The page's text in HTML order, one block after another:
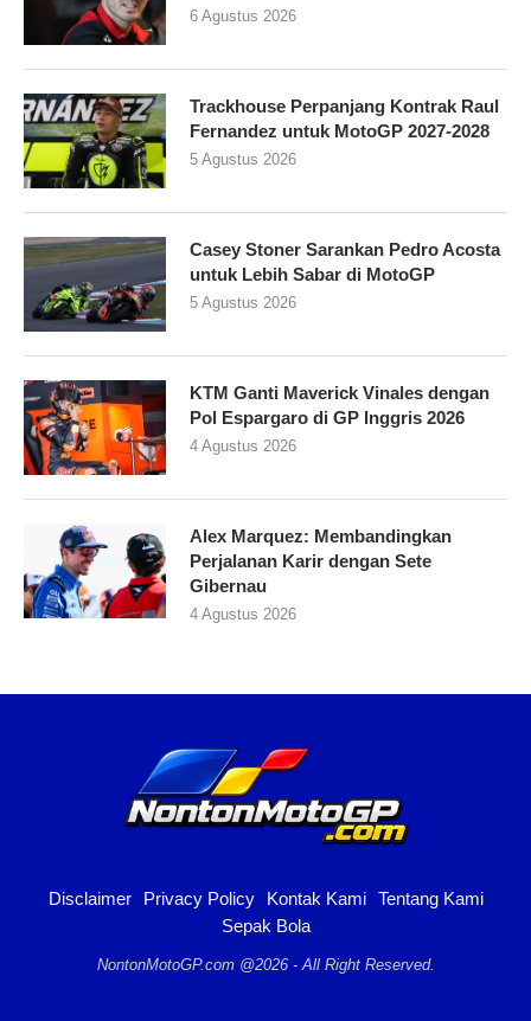
6 Agustus 2026
Trackhouse Perpanjang Kontrak Raul
Fernandez untuk MotoGP 2027-2028
5 Agustus 2026
Casey Stoner Sarankan Pedro Acosta
untuk Lebih Sabar di MotoGP
5 Agustus 2026
KTM Ganti Maverick Vinales dengan
Pol Espargaro di GP Inggris 2026
4 Agustus 2026
Alex Marquez: Membandingkan
Perjalanan Karir dengan Sete
Gibernau
4 Agustus 2026
Disclaimer Privacy Policy Kontak Kami
Tentang Kami
Sepak Bola
NontonMotoGP.com @2026 - All Right Reserved.